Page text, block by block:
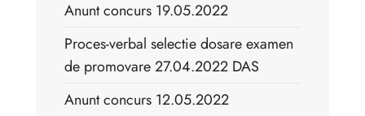
Anunt concurs 19.05.2022
Proces-verbal selectie dosare examen
de promovare 27.04.2022 DAS
Anunt concurs 12.05.2022